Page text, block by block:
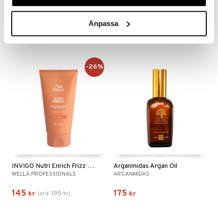
Anpassa
WELLA PROFESSIONALS NUXE
365
INVIGO Nutri Enrich Frizz Control Cream
WELLA PROFESSIONALS
145 kr (ord.195 kr)
-26%
Arganmidas Argan Oil
ARGANMIDAS
175 kr